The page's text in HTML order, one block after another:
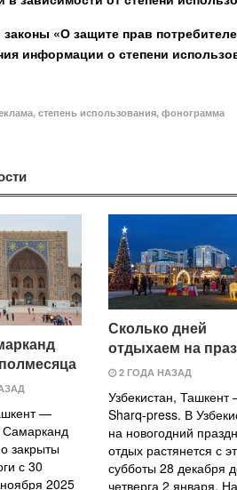
законы «О защите прав
информации о степени
, степень использования, фонограмма
—
закрыты
с 30
2025
Сколько дней
отдыхаем на
2 ГОДА НАЗАД
Узбекистан, Ташкент
Sharq-press. В
на новогодний
отдых растянется с
субботы 28 декабря
четверга 2 января. На